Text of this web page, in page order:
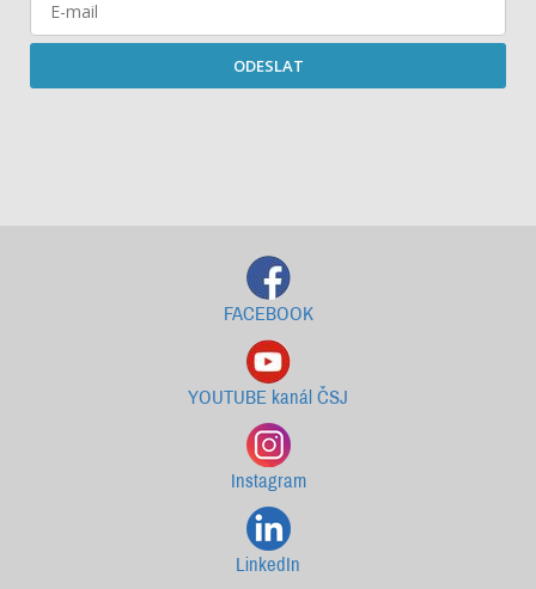
ODESLAT
FACEBOOK
YOUTUBE kanál ČSJ
Instagram
LinkedIn